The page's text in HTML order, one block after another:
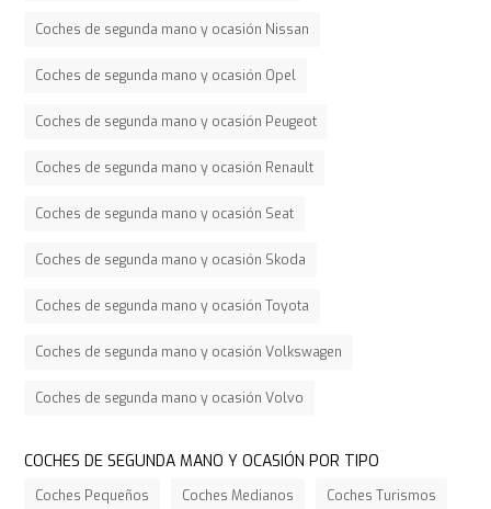
Coches de segunda mano y ocasión Nissan
Coches de segunda mano y ocasión Opel
Coches de segunda mano y ocasión Peugeot
Coches de segunda mano y ocasión Renault
Coches de segunda mano y ocasión Seat
Coches de segunda mano y ocasión Skoda
Coches de segunda mano y ocasión Toyota
Coches de segunda mano y ocasión Volkswagen
Coches de segunda mano y ocasión Volvo
COCHES DE SEGUNDA MANO Y OCASIÓN POR TIPO
Coches Pequeños Coches Medianos Coches Turismos